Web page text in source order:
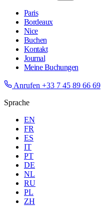
Paris
Bordeaux
Nice
Buchen
Kontakt
Journal
Meine Buchungen
Anrufen +33 7 45 89 66 69
Sprache
EN
FR
ES
IT
PT
DE
NL
RU
PL
ZH
Alle
2 Gäste